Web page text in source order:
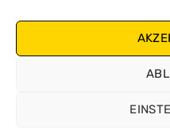
Mikrofasertuch.
Kurz antrocknen lassen
polieren, bis sie vollständig
Nicht abspülen. Bei Bedarf